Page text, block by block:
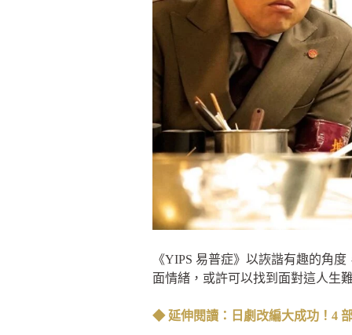
《YIPS 易普症》以詼諧有趣的角
面情緒，或許可以找到面對這人生
◆ 延伸閱讀：日劇改編大成功！4